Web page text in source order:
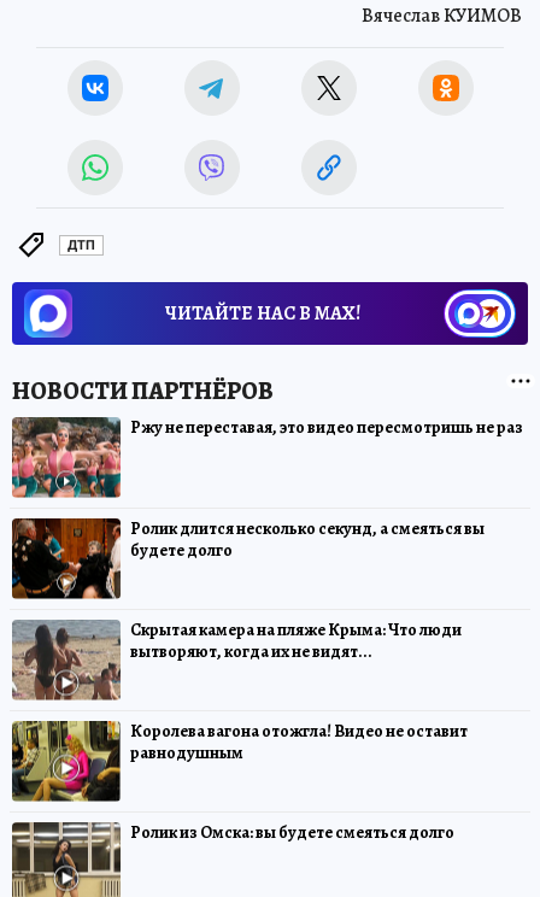
Вячеслав КУИМОВ
ДТП
ЧИТАЙТЕ НАС В МАХ!
Ржу не переставая, это видео пересмотришь не раз
Ролик длится несколько секунд, а смеяться вы
будете долго
Скрытая камера на пляже Крыма: Что люди
вытворяют, когда их не видят...
Королева вагона отожгла! Видео не оставит
равнодушным
Ролик из Омска: вы будете смеяться долго